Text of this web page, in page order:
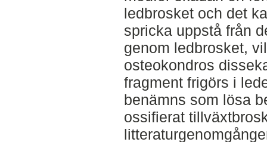
ledbrosket och det
spricka uppstå från
genom ledbrosket,
osteokondros
fragment frigörs i
benämns som lösa
ossifierat